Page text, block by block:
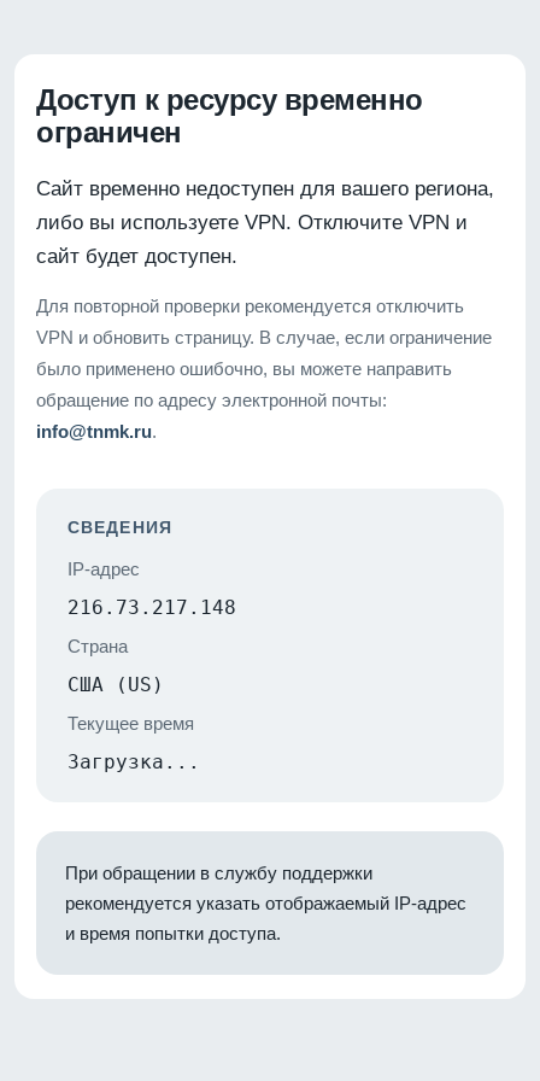
Доступ к ресурсу временно
ограничен
Сайт временно недоступен для вашего региона,
либо вы используете VPN. Отключите VPN и
сайт будет доступен.
Для повторной проверки рекомендуется отключить
VPN и обновить страницу. В случае, если ограничение
было применено ошибочно, вы можете направить
обращение по адресу электронной почты:
info@tnmk.ru.
СВЕДЕНИЯ
IP-адрес
216.73.217.148
Страна
США (US)
Текущее время
Загрузка...
При обращении в службу поддержки
рекомендуется указать отображаемый IP-адрес
и время попытки доступа.